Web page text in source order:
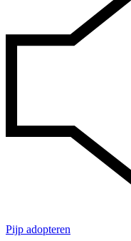
Pijp adopteren